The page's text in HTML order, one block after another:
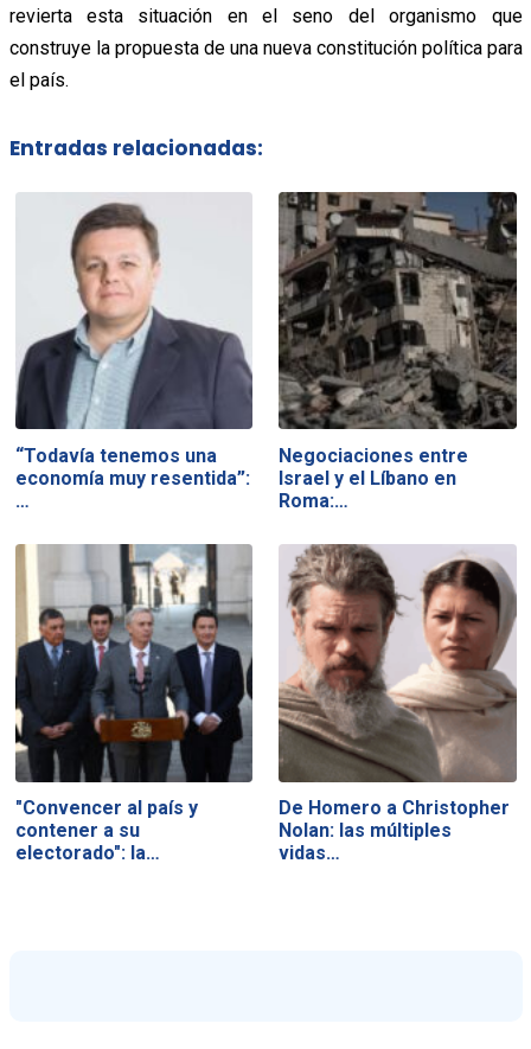
revierta esta situación en el seno del organismo que
construye la propuesta de una nueva constitución política para
el país.
Entradas relacionadas:
“Todavía tenemos una
economía muy resentida”:
…
Negociaciones entre
Israel y el Líbano en
Roma:…
"Convencer al país y
contener a su
electorado": la…
De Homero a Christopher
Nolan: las múltiples
vidas…